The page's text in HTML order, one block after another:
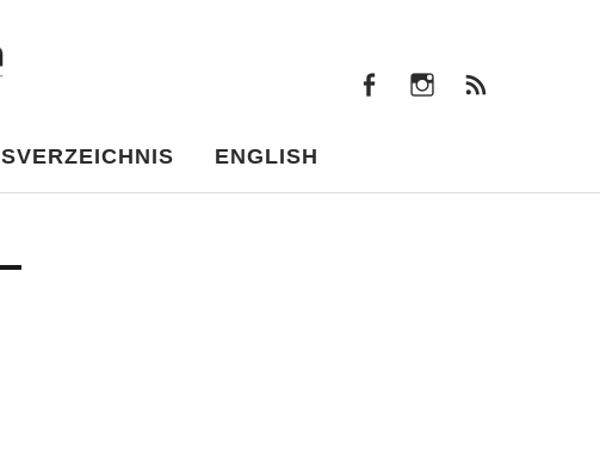
ENGLISH